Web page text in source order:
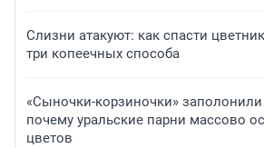
Слизни атакуют: как спасти
три копеечных способа
«Сыночки-корзиночки» заполонили
почему уральские парни массово
цветов